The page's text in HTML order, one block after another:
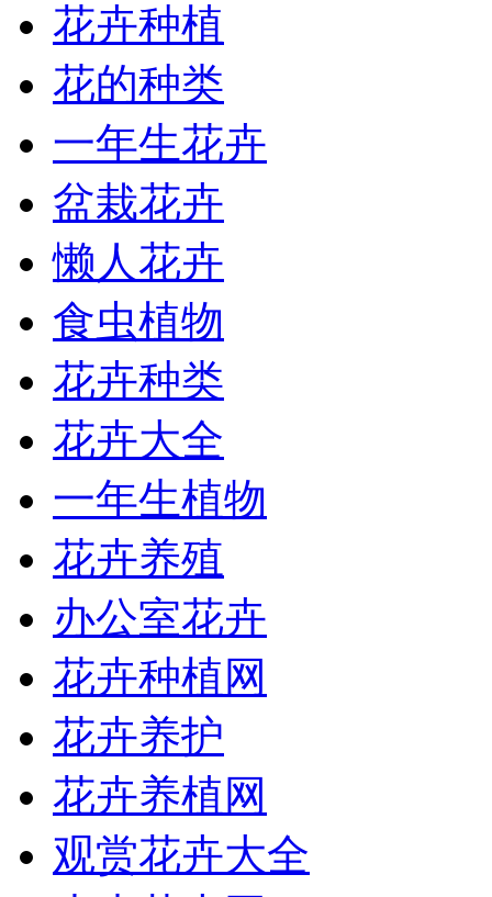
花卉种植
花的种类
一年生花卉
盆栽花卉
懒人花卉
食虫植物
花卉种类
花卉大全
一年生植物
花卉养殖
办公室花卉
花卉种植网
花卉养护
花卉养植网
观赏花卉大全